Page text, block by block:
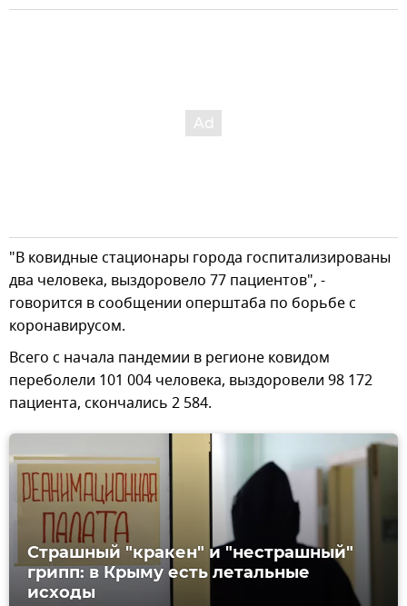
"В ковидные стационары города госпитализированы
два человека, выздоровело 77 пациентов", -
говорится в сообщении оперштаба по борьбе с
коронавирусом.
Всего с начала пандемии в регионе ковидом
переболели 101 004 человека, выздоровели 98 172
пациента, скончались 2 584.
Страшный "кракен" и "нестрашный"
грипп: в Крыму есть летальные
исходы